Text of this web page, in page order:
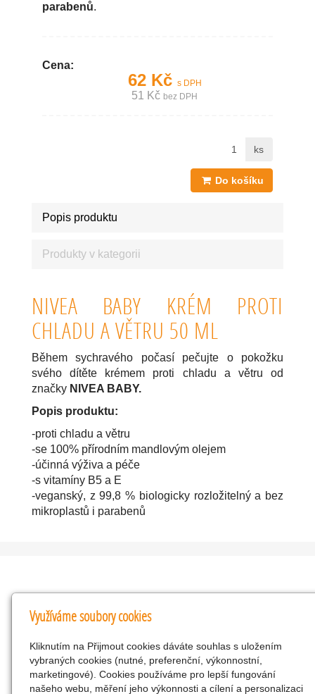
parabenů.
Cena:
62 Kč s DPH
51 Kč bez DPH
ks
Do košíku
Popis produktu
Produkty v kategorii
NIVEA BABY KRÉM PROTI
CHLADU A VĚTRU 50 ML
Během sychravého počasí pečujte o pokožku
svého dítěte krémem proti chladu a větru od
značky NIVEA BABY.
Popis produktu:
-proti chladu a větru
-se 100% přírodním mandlovým olejem
-účinná výživa a péče
-s vitamíny B5 a E
-veganský, z 99,8 % biologicky rozložitelný a bez
mikroplastů i parabenů
Kontakty
KNK obchodní společnost s r.o.
Komenského 127, Žacléř, 542 01 Číslo účtu:
286293602/0300
25298518
Využíváme soubory cookies
Kliknutím na Přijmout cookies dáváte souhlas s uložením
vybraných cookies (nutné, preferenční, výkonnostní,
marketingové). Cookies používáme pro lepší fungování
našeho webu, měření jeho výkonnosti a cílení a personalizaci